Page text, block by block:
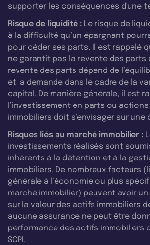
supporter les conséquences d'une
Risque de liquidité : Le risque de
à la difficulté qu’un épargnant
pour céder ses parts. Il est rappelé
ne garantit pas la revente des parts
revente des parts dépend de
et la demande dans le cadre de la
capital. De manière générale, il est
l’investissement en parts ou
immobiliers doit s’envisager sur une
Risques liés au marché immobilier :
investissements réalisés sont
inhérents à la détention et à la
immobiliers. De nombreux facteurs
générale à l’économie ou plus
marché immobilier) peuvent avoir
sur la valeur des actifs immobiliers
aucune assurance ne peut être
performance des actifs immobiliers
SCPI.